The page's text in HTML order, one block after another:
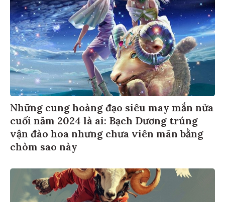
Những cung hoàng đạo siêu may mắn nửa
cuối năm 2024 là ai: Bạch Dương trúng
vận đào hoa nhưng chưa viên mãn bằng
chòm sao này